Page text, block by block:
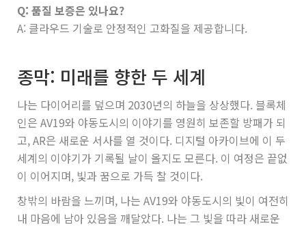
Q: 품질 보증은 있나요?
A: 클라우드 기술로 안정적인 고화질을 제공합니다.
종막: 미래를 향한 두 세계
나는 다이어리를 덮으며 2030년의 하늘을 상상했다. 블록체
인은 AV19와 야동도시의 이야기를 영원히 보존할 방패가 되
고, AR은 새로운 서사를 열 것이다. 디지털 아카이브에 이 두
세계의 이야기가 기록될 날이 올지도 모른다. 이 여정은 끝없
이 이어지며, 빛과 꿈으로 가득 찰 것이다.
창밖의 바람을 느끼며, 나는 AV19와 야동도시의 빛이 여전히
내 마음에 남아 있음을 깨달았다. 나는 그 빛을 따라 새로운